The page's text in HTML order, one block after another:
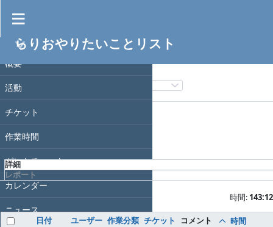
プロジェクト
概要
活動
チケット
作業時間
ガントチャート
カレンダー
ニュース
らりおやりたいことリスト
作業時間
フィルタ
フィルタ追加
適用
詳細
レポート
時間: 143:12
日付 ユーザー 作業分類 チケット コメント 時間